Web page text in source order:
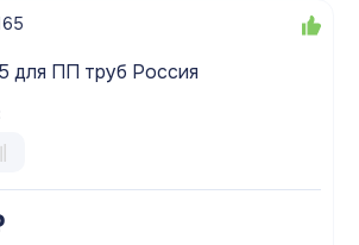
для ПП труб Россия